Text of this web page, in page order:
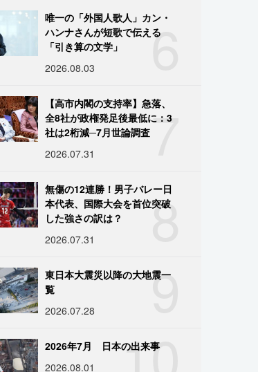
6
唯一の「外国人歌人」カン・
ハンナさんが短歌で伝える
「引き算の文学」
2026.08.03
7
【高市内閣の支持率】急落、
全8社が政権発足後最低に：3
社は2桁減─7月世論調査
2026.07.31
8
無傷の12連勝！男子バレー日
本代表、国際大会を首位突破
した強さの訳は？
2026.07.31
9
東日本大震災以降の大地震一
覧
2026.07.28
10
2026年7月 日本の出来事
2026.08.01